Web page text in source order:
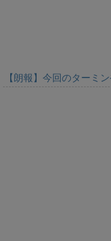
【朗報】今回のターミ